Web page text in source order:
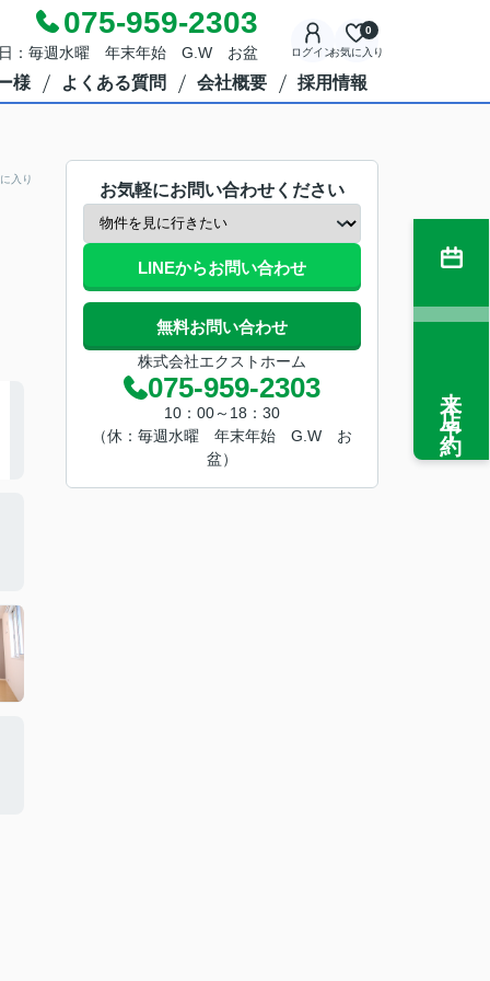
075-959-2303
：毎週水曜 年末年始 G.W お盆 ログインお気に入り
0
様 よくある質問 会社概要 採用情報
入り
お気軽にお問い合わせください
LINEからお問い合わせ
無料お問い合わせ
株式会社エクストホーム
075-959-2303
10：00～18：30
（休：毎週水曜 年末年始 G.W お
盆）
来店予約